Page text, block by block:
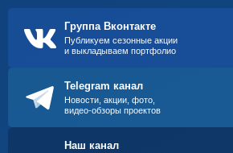
Группа Вконтакте
Публикуем сезонные акции
и выкладываем портфолио
Telegram канал
Новости, акции, фото,
видео-обзоры проектов
Наш канал